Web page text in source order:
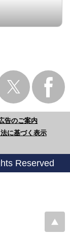
告のご案内
に基づく表示
Reserved